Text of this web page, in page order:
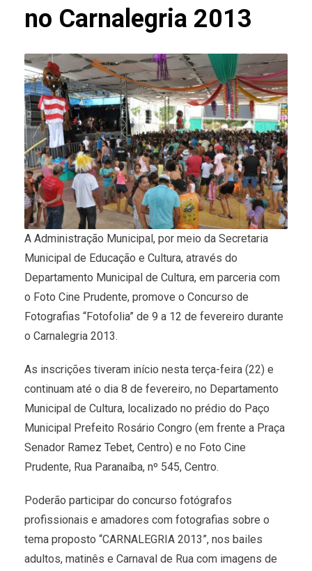
no Carnalegria 2013
A Administração Municipal, por meio da Secretaria
Municipal de Educação e Cultura, através do
Departamento Municipal de Cultura, em parceria com
o Foto Cine Prudente, promove o Concurso de
Fotografias “Fotofolia” de 9 a 12 de fevereiro durante
o Carnalegria 2013.
As inscrições tiveram início nesta terça-feira (22) e
continuam até o dia 8 de fevereiro, no Departamento
Municipal de Cultura, localizado no prédio do Paço
Municipal Prefeito Rosário Congro (em frente a Praça
Senador Ramez Tebet, Centro) e no Foto Cine
Prudente, Rua Paranaíba, nº 545, Centro.
Poderão participar do concurso fotógrafos
profissionais e amadores com fotografias sobre o
tema proposto “CARNALEGRIA 2013”, nos bailes
adultos, matinês e Carnaval de Rua com imagens de